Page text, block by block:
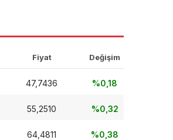
Fiyat Değişim
47,7436 %0,18
55,2510 %0,32
64,4811 %0,38